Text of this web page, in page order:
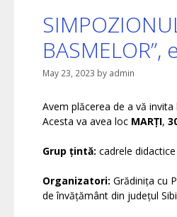
BASMELOR”,
May 23, 2023 by admin
Avem plăcerea de a vă invita
Acesta va avea loc MARȚI,
Grup țintă: cadrele
Organizatori: Grădinița cu
de învățământ din județul